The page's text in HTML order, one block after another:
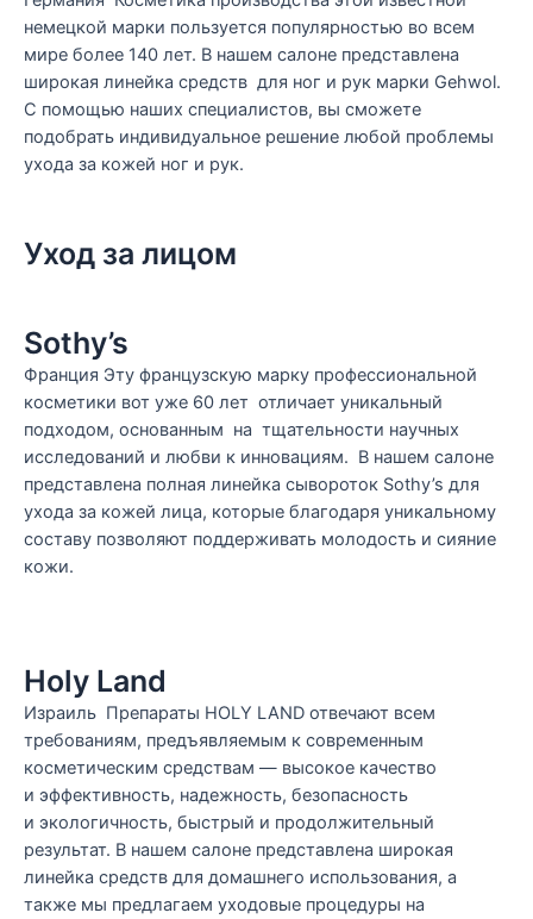
немецкой марки пользуется популярностью во всем
мире более 140 лет. В нашем салоне представлена
широкая линейка средств для ног и рук марки Gehwol.
С помощью наших специалистов, вы сможете
подобрать индивидуальное решение любой проблемы
ухода за кожей ног и рук.
Уход за лицом
Sothy’s
Франция Эту французскую марку профессиональной
косметики вот уже 60 лет отличает уникальный
подходом, основанным на тщательности научных
исследований и любви к инновациям. В нашем салоне
представлена полная линейка сывороток Sothy’s для
ухода за кожей лица, которые благодаря уникальному
составу позволяют поддерживать молодость и сияние
кожи.
Holy Land
Израиль Препараты HOLY LAND отвечают всем
требованиям, предъявляемым к современным
косметическим средствам — высокое качество
и эффективность, надежность, безопасность
и экологичность, быстрый и продолжительный
результат. В нашем салоне представлена широкая
линейка средств для домашнего использования, а
также мы предлагаем уходовые процедуры на